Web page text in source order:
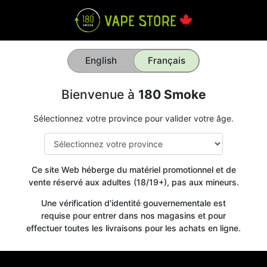
English Français
Bienvenue à 180 Smoke
Sélectionnez votre province pour valider votre âge.
Ce site Web héberge du matériel promotionnel et de
vente réservé aux adultes (18/19+), pas aux mineurs.
Une vérification d'identité gouvernementale est
requise pour entrer dans nos magasins et pour
effectuer toutes les livraisons pour les achats en ligne.